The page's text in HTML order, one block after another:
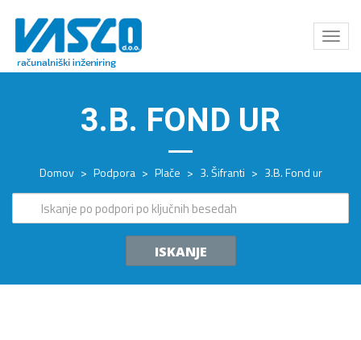
Odpri
meni
3.B. FOND UR
Domov > Podpora > Plače > 3. Šifranti > 3.B. Fond ur
ISKANJE